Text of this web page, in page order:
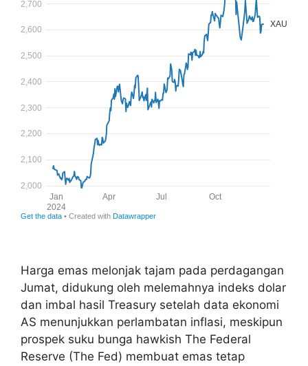
Harga emas melonjak tajam pada perdagangan
Jumat, didukung oleh melemahnya indeks dolar
dan imbal hasil Treasury setelah data ekonomi
AS menunjukkan perlambatan inflasi, meskipun
prospek suku bunga hawkish The Federal
Reserve (The Fed) membuat emas tetap